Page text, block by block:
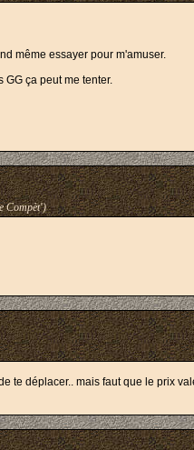
même essayer pour m'amuser.
ça peut me tenter.
Compèt')
te déplacer.. mais faut que le prix